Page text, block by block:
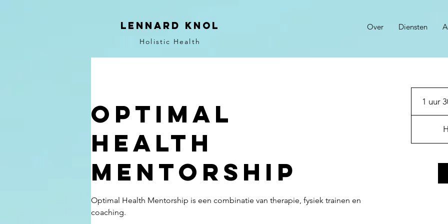
Lennard Knol
Holistic Health
Over Diensten
Optimal
Health
Mentorship
Optimal Health Mentorship is een combinatie van therapie, fysiek trainen en
1 uur